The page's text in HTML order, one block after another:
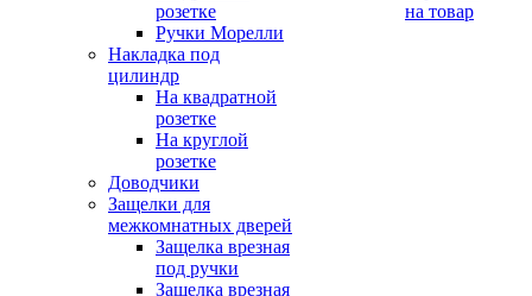
розетке
Ручки Морелли
Накладка под
цилиндр
На квадратной
розетке
На круглой
розетке
Доводчики
Защелки для
межкомнатных дверей
Защелка врезная
под ручки
Защелка врезная
на товар